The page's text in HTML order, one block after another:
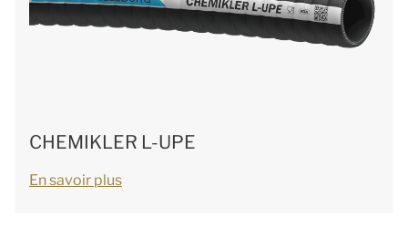
CHEMIKLER L-UPE
En savoir plus